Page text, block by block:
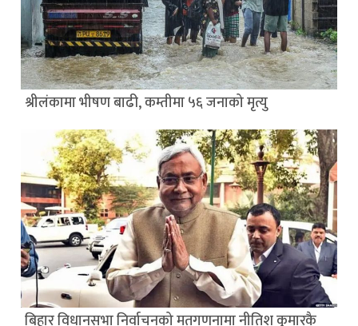
श्रीलंकामा भीषण बाढी, कम्तीमा ५६ जनाको मृत्यु
बिहार विधानसभा निर्वाचनको मतगणनामा नीतिश कुमारकै